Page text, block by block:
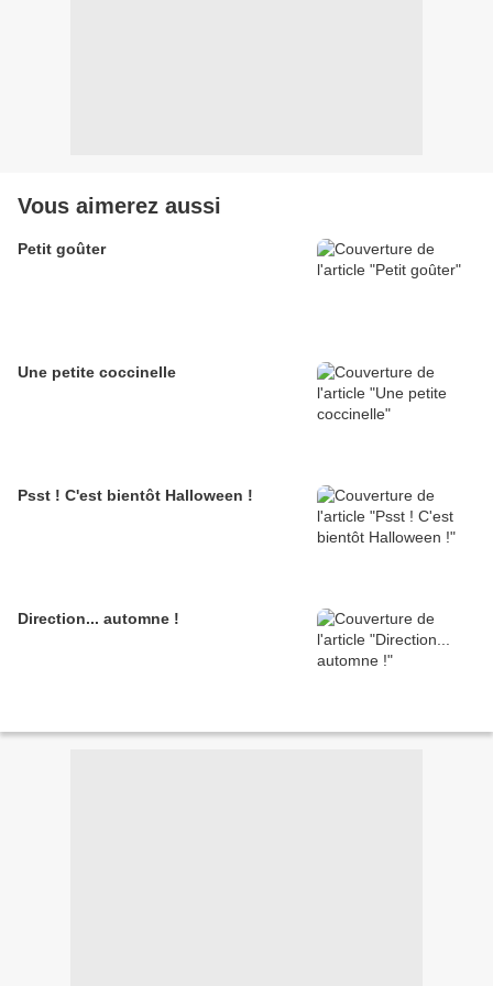
Vous aimerez aussi
Petit goûter
Une petite coccinelle
Psst ! C'est bientôt Halloween !
Direction... automne !